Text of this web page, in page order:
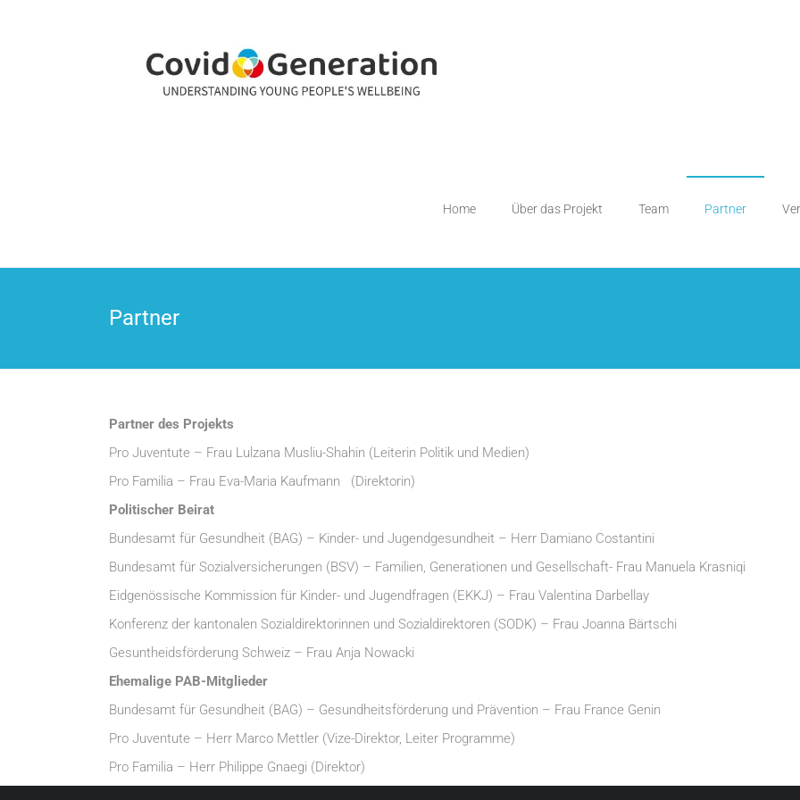
CovidGeneration
Home Über das Projekt Team Partner
Partner
Partner des Projekts
Pro Juventute – Frau Lulzana Musliu-Shahin (Leiterin Politik und Medien)
Pro Familia – Frau Eva-Maria Kaufmann (Direktorin)
Politischer Beirat
Bundesamt für Gesundheit (BAG) – Kinder- und Jugendgesundheit – Herr Damiano Costantini
Bundesamt für Sozialversicherungen (BSV) – Familien, Generationen und Gesellschaft- Frau Manuela Krasniqi
Eidgenössische Kommission für Kinder- und Jugendfragen (EKKJ) – Frau Valentina Darbellay
Konferenz der kantonalen Sozialdirektorinnen und Sozialdirektoren (SODK) – Frau Joanna Bärtschi
Gesuntheidsförderung Schweiz – Frau Anja Nowacki
Ehemalige PAB-Mitglieder
Bundesamt für Gesundheit (BAG) – Gesundheitsförderung und Prävention – Frau France Genin
Pro Juventute – Herr Marco Mettler (Vize-Direktor, Leiter Programme)
Pro Familia – Herr Philippe Gnaegi (Direktor)